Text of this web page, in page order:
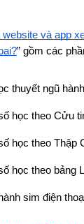
website và app
” gồm các
thuyết ngũ hành
học theo Cửu
học theo Thập
học theo bảng
sim điện